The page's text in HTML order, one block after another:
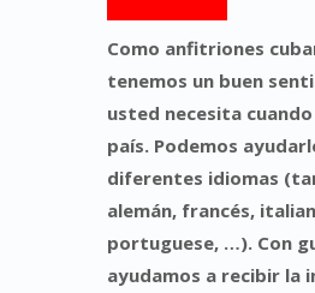
Como anfitriones
tenemos un buen
usted necesita
país. Podemos
diferentes idiomas
alemán, francés,
portuguese, …). Con
ayudamos a recibir la